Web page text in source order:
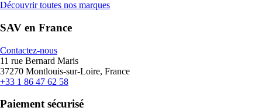
Découvrir toutes nos marques
SAV en France
Contactez-nous
11 rue Bernard Maris
37270 Montlouis-sur-Loire, France
+33 1 86 47 62 58
Paiement sécurisé